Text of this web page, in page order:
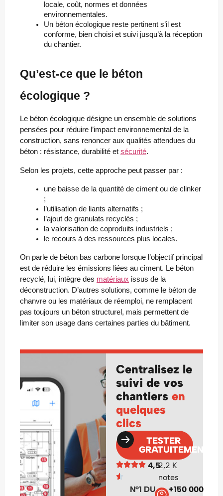
locale, coût, normes et données
environnementales.
Un béton écologique reste pertinent s’il est
conforme, bien choisi et suivi jusqu’à la réception
du chantier.
Qu’est-ce que le béton
écologique ?
Le béton écologique désigne un ensemble de solutions
pensées pour réduire l’impact environnemental de la
construction, sans renoncer aux qualités attendues du
béton : résistance, durabilité et sécurité.
Selon les projets, cette approche peut passer par :
une baisse de la quantité de ciment ou de clinker
;
l’utilisation de liants alternatifs ;
l’ajout de granulats recyclés ;
la valorisation de coproduits industriels ;
le recours à des ressources plus locales.
On parle de béton bas carbone lorsque l’objectif principal
est de réduire les émissions liées au ciment. Le béton
recyclé, lui, intègre des matériaux issus de la
déconstruction. D’autres solutions, comme le béton de
chanvre ou les matériaux de réemploi, ne remplacent
pas toujours un béton structurel, mais permettent de
limiter son usage dans certaines parties du bâtiment.
Centralisez le
suivi de vos
chantiersen
quelques
clics
TESTER
GRATUITEMENT
4,52,2 K
notes
N°1 DU
+150 000